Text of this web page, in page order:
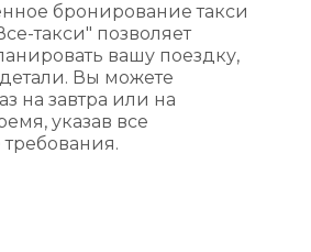
бронирование такси
такси" позволяет
вашу поездку,
Вы можете
на завтра или на
указав все